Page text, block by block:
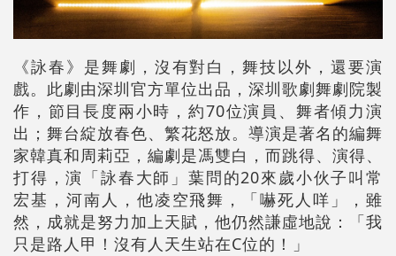
《詠春》是舞劇，沒有對白，舞技以外，還要演
戲。此劇由深圳官方單位出品，深圳歌劇舞劇院製
作，節目長度兩小時，約70位演員、舞者傾力演
出；舞台綻放春色、繁花怒放。導演是著名的編舞
家韓真和周莉亞，編劇是馮雙白，而跳得、演得、
打得，演「詠春大師」葉問的20來歲小伙子叫常
宏基，河南人，他凌空飛舞，「嚇死人咩」，雖
然，成就是努力加上天賦，他仍然謙虛地說：「我
只是路人甲！沒有人天生站在C位的！」